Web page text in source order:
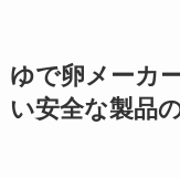
ゆで卵メーカ
い安全な製品